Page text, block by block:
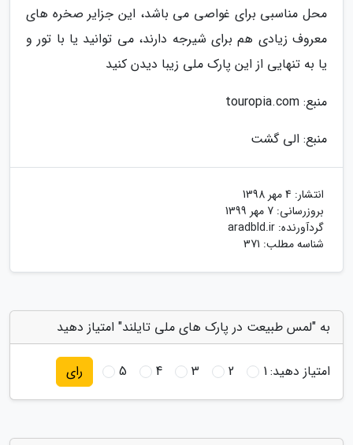
محل مناسبی برای غواصی می باشد، این جزایر صخره های
معروف زیادی هم برای شیرجه دارند، می توانید یا با تور و
یا به تنهایی از این پارک ملی زیبا دیدن کنید
منبع: touropia.com
منبع: الی گشت
انتشار: 4 مهر 1398
بروزرسانی: 7 مهر 1399
گردآورنده: aradbld.ir
شناسه مطلب: 371
به "لمس طبیعت در پارک های ملی تایلند" امتیاز دهید
امتیاز دهید:1
2
3
4
5 رای